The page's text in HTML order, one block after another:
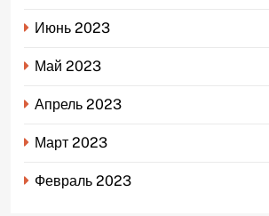
Июнь 2023
Май 2023
Апрель 2023
Март 2023
Февраль 2023